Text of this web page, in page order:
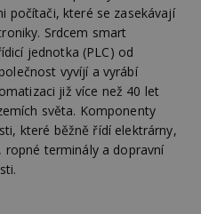
počítači, které se zasekávají
Srdcem smart
jednotka (PLC) od
vyvíjí a vyrábí
již více než 40 let
světa. Komponenty
které běžně řídí elektrárny,
ropné terminály a dopravní